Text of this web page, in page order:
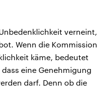
verneint,
Wenn die Kommission
käme, bedeutet
eine Genehmigung
darf. Denn ob die